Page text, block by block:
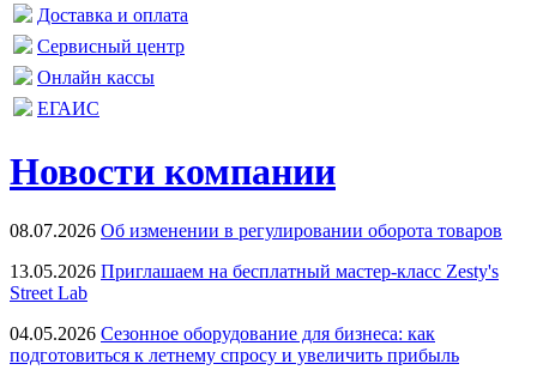
Доставка и оплата
Сервисный центр
Онлайн кассы
ЕГАИС
Новости компании
08.07.2026 Об изменении в регулировании оборота товаров
13.05.2026 Приглашаем на бесплатный мастер-класс Zesty's
Street Lab
04.05.2026 Сезонное оборудование для бизнеса: как
подготовиться к летнему спросу и увеличить прибыль